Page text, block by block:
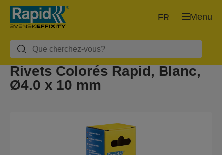
Menu
FR
Rivets Colorés Rapid, Blanc,
Ø4.0 x 10 mm